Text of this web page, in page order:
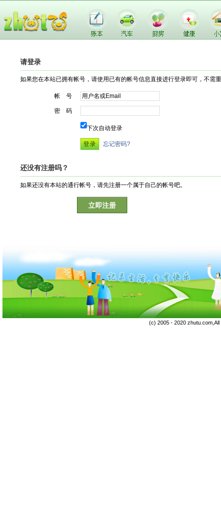
请登录
如果您在本站已拥有帐号，请使用已有的帐号信息直接进行登录即可，不需
帐 号
密 码
下次自动登录
忘记密码?
还没有注册吗？
如果还没有本站的通行帐号，请先注册一个属于自己的帐号吧。
立即注册
(c) 2005 - 2020